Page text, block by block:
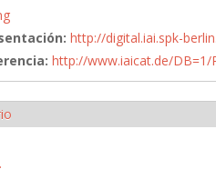
http://digital.iai.spk-
http://www.iaicat.de/DB=1/